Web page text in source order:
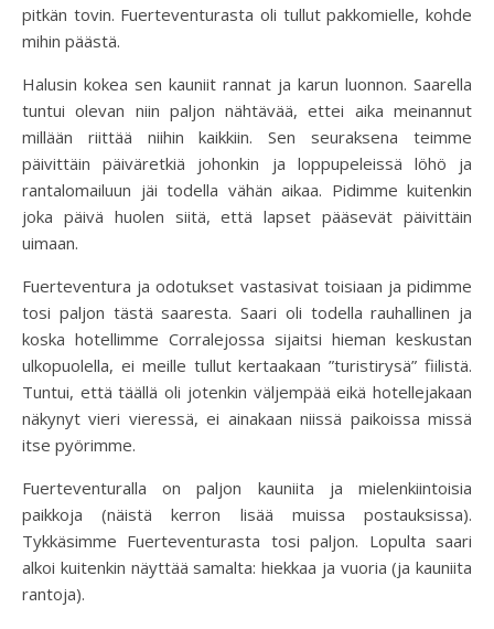
pitkän tovin. Fuerteventurasta oli tullut pakkomielle, kohde
mihin päästä.
Halusin kokea sen kauniit rannat ja karun luonnon. Saarella
tuntui olevan niin paljon nähtävää, ettei aika meinannut
millään riittää niihin kaikkiin. Sen seuraksena teimme
päivittäin päiväretkiä johonkin ja loppupeleissä löhö ja
rantalomailuun jäi todella vähän aikaa. Pidimme kuitenkin
joka päivä huolen siitä, että lapset pääsevät päivittäin
uimaan.
Fuerteventura ja odotukset vastasivat toisiaan ja pidimme
tosi paljon tästä saaresta. Saari oli todella rauhallinen ja
koska hotellimme Corralejossa sijaitsi hieman keskustan
ulkopuolella, ei meille tullut kertaakaan ”turistirysä” fiilistä.
Tuntui, että täällä oli jotenkin väljempää eikä hotellejakaan
näkynyt vieri vieressä, ei ainakaan niissä paikoissa missä
itse pyörimme.
Fuerteventuralla on paljon kauniita ja mielenkiintoisia
paikkoja (näistä kerron lisää muissa postauksissa).
Tykkäsimme Fuerteventurasta tosi paljon. Lopulta saari
alkoi kuitenkin näyttää samalta: hiekkaa ja vuoria (ja kauniita
rantoja).